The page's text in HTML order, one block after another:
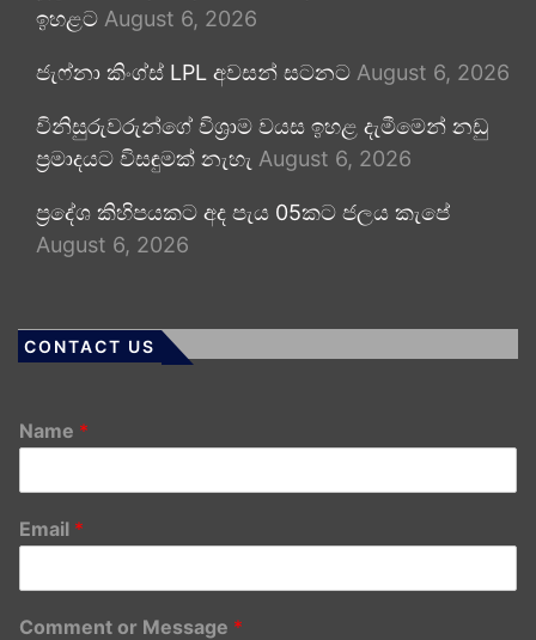
ඉහළට August 6, 2026
ජැෆ්නා කිංග්ස් LPL අවසන් සටනට August 6, 2026
විනිසුරුවරුන්ගේ විශ්‍රාම වයස ඉහළ දැමීමෙන් නඩු
ප්‍රමාදයට විසඳුමක් නැහැ August 6, 2026
ප්‍රදේශ කිහිපයකට අද පැය 05කට ජලය කැපේ
August 6, 2026
CONTACT US
Name *
Email *
Comment or Message *